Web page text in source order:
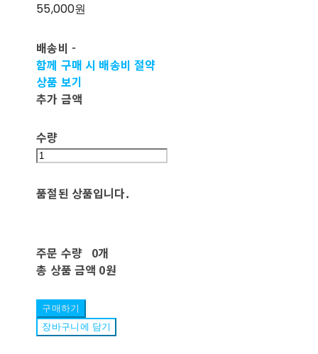
55,000원
배송비 -
함께 구매 시 배송비 절약
상품 보기
추가 금액
수량
품절된 상품입니다.
주문 수량 0개
총 상품 금액 0원
구매하기
장바구니에 담기